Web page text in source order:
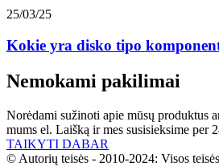
25/03/25
Kokie yra disko tipo
Nemokami pakilimai
Norėdami sužinoti apie mūsų produktus
mums el. Laišką ir mes susisieksime per
TAIKYTI DABAR
© Autorių teisės - 2010-2024: Visos